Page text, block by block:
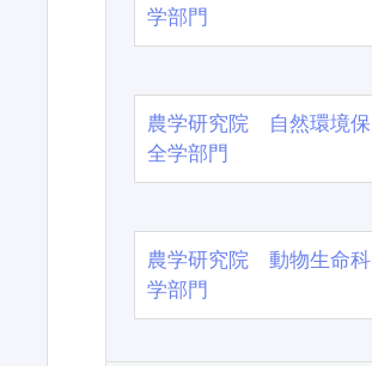
学部門
農学研究院 自然環境保
全学部門
農学研究院 動物生命科
学部門